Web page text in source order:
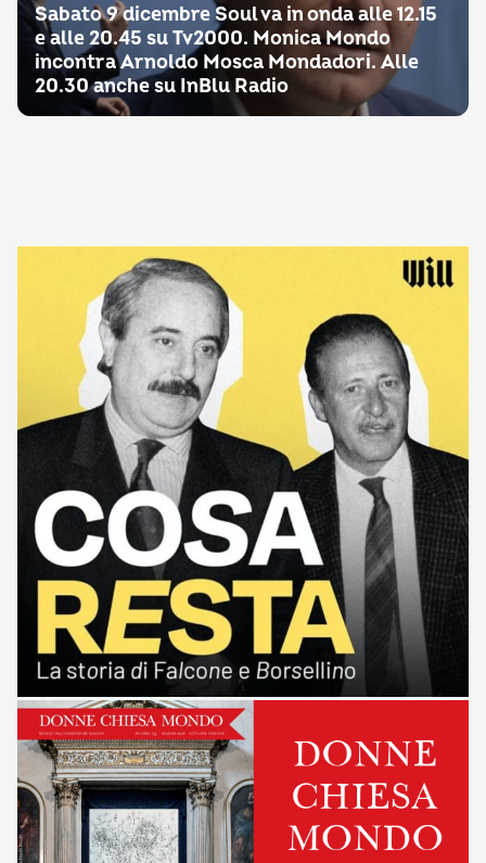
Sabato 9 dicembre Soul va in onda alle 12.15
e alle 20.45 su Tv2000. Monica Mondo
incontra Arnoldo Mosca Mondadori. Alle
20.30 anche su InBlu Radio